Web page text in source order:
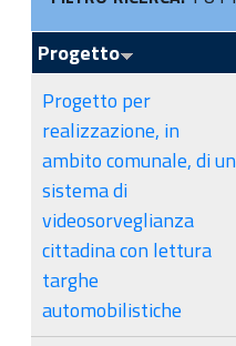
Progetto
Progetto per
realizzazione, in
ambito comunale, di un
sistema di
videosorveglianza
cittadina con lettura
targhe
automobilistiche